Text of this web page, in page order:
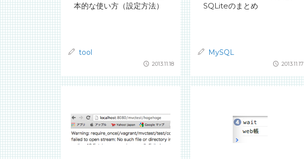
本的な使い方（設定方法）
tool
2013.11.18
SQLiteのまとめ
MySQL
2013.11.17